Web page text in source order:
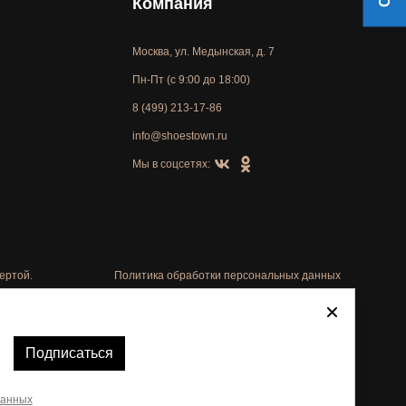
Компания
Москва, ул. Медынская, д. 7
Пн-Пт (с 9:00 до 18:00)
8 (499) 213-17-86
info@shoestown.ru
Мы в соцсетях:
Политика обработки персональных данных
Автоматизировано -
Подписаться